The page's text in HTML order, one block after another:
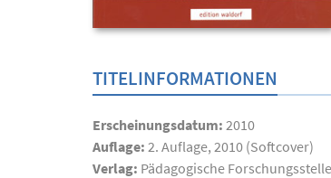
TITELINFORMATIONEN
Erscheinungsdatum: 2010
Auflage: 2. Auflage, 2010 (Softcover)
Verlag: Pädagogische